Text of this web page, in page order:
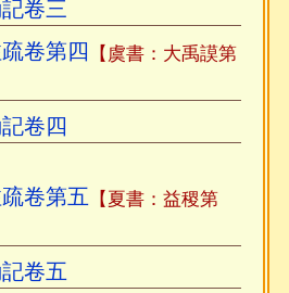
卷三
卷第四
【虞書：大禹謨第
卷四
卷第五【夏書：益稷第
卷五